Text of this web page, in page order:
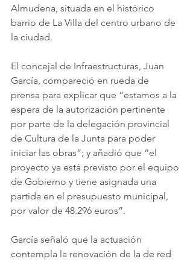
Almudena, situada en el histórico
barrio de La Villa del centro urbano de
la ciudad.
El concejal de Infraestructuras, Juan
García, compareció en rueda de
prensa para explicar que “estamos a la
espera de la autorización pertinente
por parte de la delegación provincial
de Cultura de la Junta para poder
iniciar las obras”; y añadió que “el
proyecto ya está previsto por el equipo
de Gobierno y tiene asignada una
partida en el presupuesto municipal,
por valor de 48.296 euros”.
García señaló que la actuación
contempla la renovación de la de red